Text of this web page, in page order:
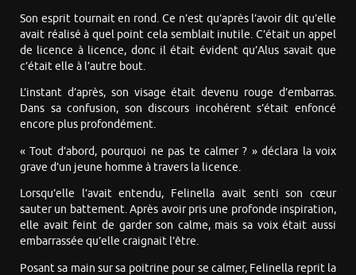
Son esprit tournait en rond. Ce n’est qu’après l’avoir dit qu’elle
avait réalisé à quel point cela semblait inutile. C’était un appel
de licence à licence, donc il était évident qu’Alus savait que
c’était elle à l’autre bout.
L’instant d’après, son visage était devenu rouge d’embarras.
Dans sa confusion, son discours incohérent s’était enfoncé
encore plus profondément.
« Tout d’abord, pourquoi ne pas te calmer ? » déclara la voix
grave d’un jeune homme à travers la licence.
Lorsqu’elle l’avait entendu, Felinella avait senti son cœur
sauter un battement. Après avoir pris une profonde inspiration,
elle avait feint de garder son calme, mais sa voix était aussi
embarrassée qu’elle craignait l’être.
Posant sa main sur sa poitrine pour se calmer, Felinella reprit la